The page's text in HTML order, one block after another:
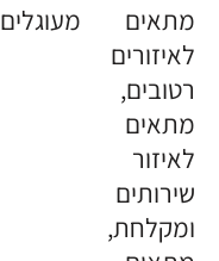
מתאים
לאיזורים
רטובים,
מתאים
לאיזור
שירותים
ומקלחת,
מעוגלים